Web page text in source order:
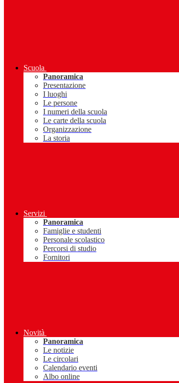
Scuola
Panoramica
Presentazione
I luoghi
Le persone
I numeri della scuola
Le carte della scuola
Organizzazione
La storia
Servizi
Panoramica
Famiglie e studenti
Personale scolastico
Percorsi di studio
Fornitori
Novità
Panoramica
Le notizie
Le circolari
Calendario eventi
Albo online